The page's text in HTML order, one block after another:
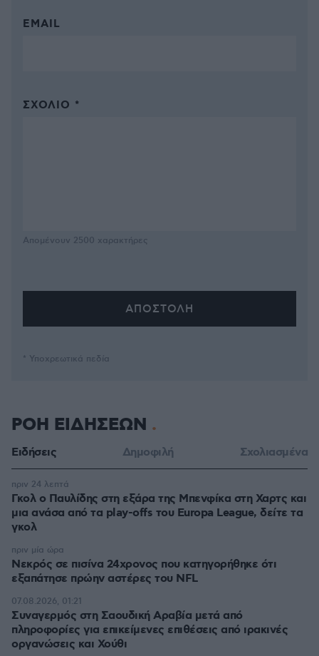
EMAIL
ΣΧΌΛΙΟ *
Απομένουν 2500 χαρακτήρες
* Υποχρεωτικά πεδία
ΡΟΗ ΕΙΔΗΣΕΩΝ
Ειδήσεις Δημοφιλή Σχολιασμένα
Γκολ ο Παυλίδης στη εξάρα της Μπενφίκα στη Χαρτς και
μια ανάσα από τα play-offs του Europa League, δείτε τα
γκολ
πριν 24 λεπτά
Νεκρός σε πισίνα 24χρονος που κατηγορήθηκε ότι
εξαπάτησε πρώην αστέρες του NFL
πριν μία ώρα
Συναγερμός στη Σαουδική Αραβία μετά από
πληροφορίες για επικείμενες επιθέσεις από ιρακινές
οργανώσεις και Χούθι
07.08.2026, 01:21